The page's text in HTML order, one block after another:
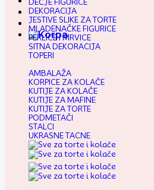
DEČJE FIGURICE
DEKORACIJA
JESTIVE SLIKE ZA TORTE
MLADENAČKE FIGURICE
PERLICE I MRVICE
SITNA DEKORACIJA
TOPERI
AMBALAŽA
KORPICE ZA KOLAČE
KUTIJE ZA KOLAČE
KUTIJE ZA MAFINE
KUTIJE ZA TORTE
PODMETAČI
STALCI
UKRASNE TACNE